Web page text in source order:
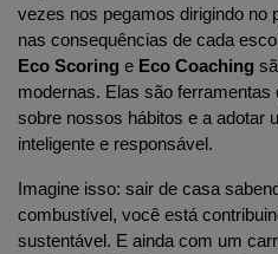
vezes nos pegamos dirigindo no
Eco Scoring e Eco Coaching
modernas. Elas são ferramentas
sobre nossos hábitos e a adotar
inteligente e responsável.
Imagine isso: sair de casa
combustível, você está
sustentável. E ainda com um